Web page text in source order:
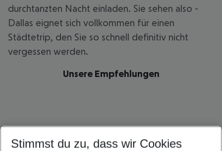
durchtanzten Nacht einladen. Sie sehen also -
Dallas eignet sich vollkommen für einen
Städtetrip, den Sie so schnell definitiv nicht
vergessen werden.
Unsere Empfehlungen
Stimmst du zu, dass wir Cookies